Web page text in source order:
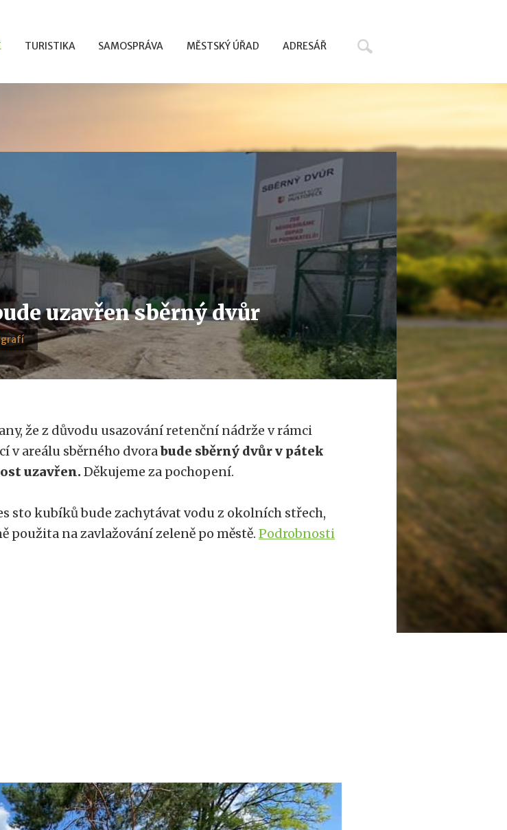
TURISTIKA SAMOSPRÁVA MĚSTSKÝ ÚŘAD ADRESÁŘ
uzavřen sběrný dvůr
že z důvodu usazování retenční nádrže v rámci
v areálu sběrného dvorabude sběrný dvůr v pátek
uzavřen.Děkujeme za pochopení.
sto kubíků bude zachytávat vodu z okolních střech,
použita na zavlažování zeleně po městě.Podrobnosti